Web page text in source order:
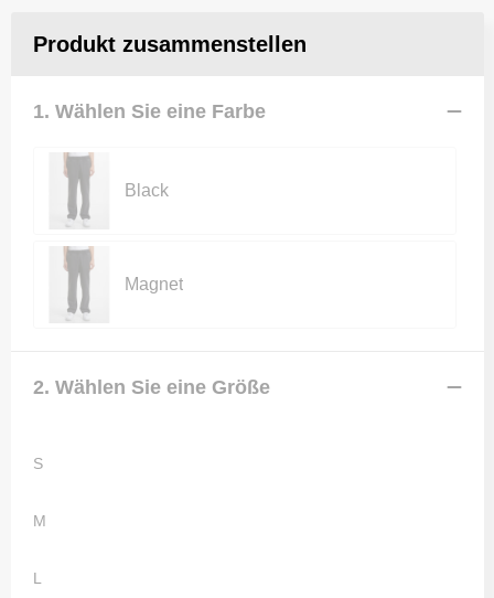
Produkt zusammenstellen
1. Wählen Sie eine Farbe
Black
Magnet
2. Wählen Sie eine Größe
S
M
L